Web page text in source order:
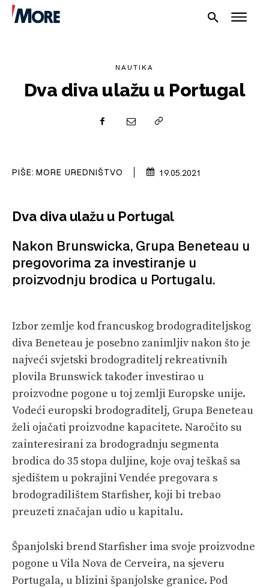
PLOVIDBA
SPIZA
VELIKE PRIČE
NAUTIKA
Dva diva ulažu u Portugal
PIŠE: MORE UREDNIŠTVO 19.05.2021
Dva diva ulažu u Portugal
Nakon Brunswicka, Grupa Beneteau u
pregovorima za investiranje u
proizvodnju brodica u Portugalu.
Izbor zemlje kod francuskog brodograditeljskog
diva Beneteau je posebno zanimljiv nakon što je
najveći svjetski brodograditelj rekreativnih
plovila Brunswick također investirao u
proizvodne pogone u toj zemlji Europske unije.
Vodeći europski brodograditelj, Grupa Beneteau
želi ojačati proizvodne kapacitete. Naročito su
zainteresirani za brodogradnju segmenta
brodica do 35 stopa duljine, koje ovaj teškaš sa
sjedištem u pokrajini Vendée pregovara s
brodogradilištem Starfisher, koji bi trebao
preuzeti značajan udio u kapitalu.
Španjolski brend Starfisher ima svoje proizvodne
pogone u Vila Nova de Cerveira, na sjeveru
Portugala, u blizini španjolske granice. Pod